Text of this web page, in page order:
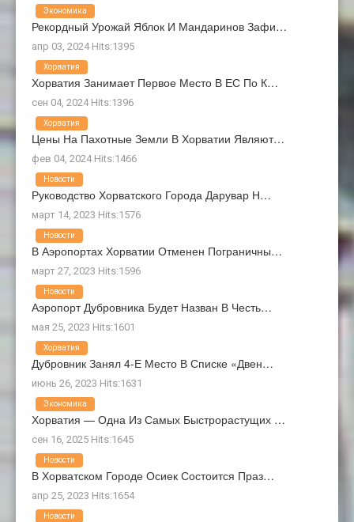
Рекордный Урожай Яблок И Мандаринов Зафи…
апр 03, 2024 Hits:1395
Экономика
Хорватия Занимает Первое Место В ЕС По К…
сен 04, 2024 Hits:1396
Хорватия
Цены На Пахотные Земли В Хорватии Являют…
фев 04, 2024 Hits:1466
Хорватия
Руководство Хорватского Города Дарувар Н…
март 14, 2023 Hits:1576
Новости
В Аэропортах Хорватии Отменен Пограничны…
март 27, 2023 Hits:1596
Новости
Аэропорт Дубровника Будет Назван В Честь…
мая 25, 2023 Hits:1601
Новости
Дубровник Занял 4-Е Место В Списке «Двен…
июнь 26, 2023 Hits:1631
Хорватия
Хорватия — Одна Из Самых Быстрорастущих …
сен 16, 2025 Hits:1645
Экономика
В Хорватском Городе Осиек Состоится Праз…
апр 25, 2023 Hits:1654
Новости
Новости